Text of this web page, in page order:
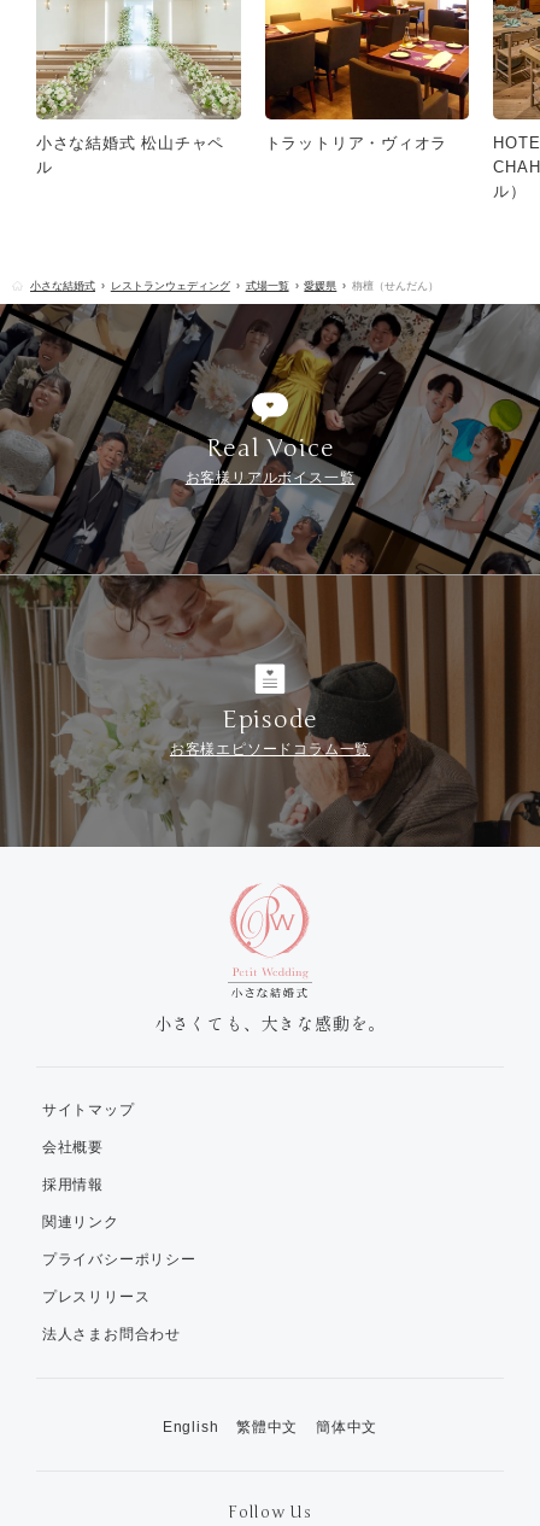
小さな結婚式 松山チャペ
ル
トラットリア・ヴィオラ
ル）
小さな結婚式 レストランウェディング 式場一覧 愛媛県 栴檀（せんだん）
Real Voice
お客様リアルボイス一覧
Episode
お客様エピソードコラム一覧
小さくても、大きな感動を。
サイトマップ
会社概要
採用情報
関連リンク
プライバシーポリシー
プレスリリース
法人さまお問合わせ
English 繁體中文 簡体中文
Follow Us